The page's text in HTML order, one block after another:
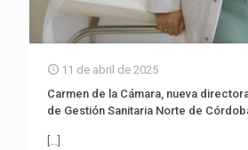
11 de abril de 2025
Carmen de la Cámara, nueva
de Gestión Sanitaria Norte de
[…]